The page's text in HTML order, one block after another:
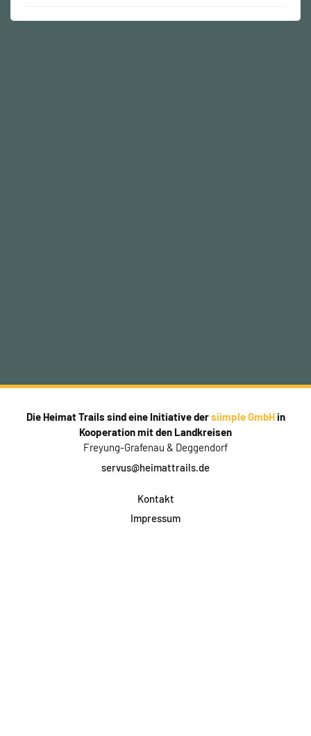
Die Heimat Trails sind eine Initiative dersiimple GmbHin
Kooperation mit den Landkreisen
Freyung-Grafenau & Deggendorf
servus@heimattrails.de
Kontakt
Impressum